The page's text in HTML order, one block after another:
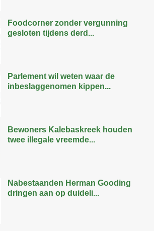
Foodcorner zonder vergunning
gesloten tijdens derd...
Parlement wil weten waar de
inbeslaggenomen kippen...
Bewoners Kalebaskreek houden
twee illegale vreemde...
Nabestaanden Herman Gooding
dringen aan op duideli...